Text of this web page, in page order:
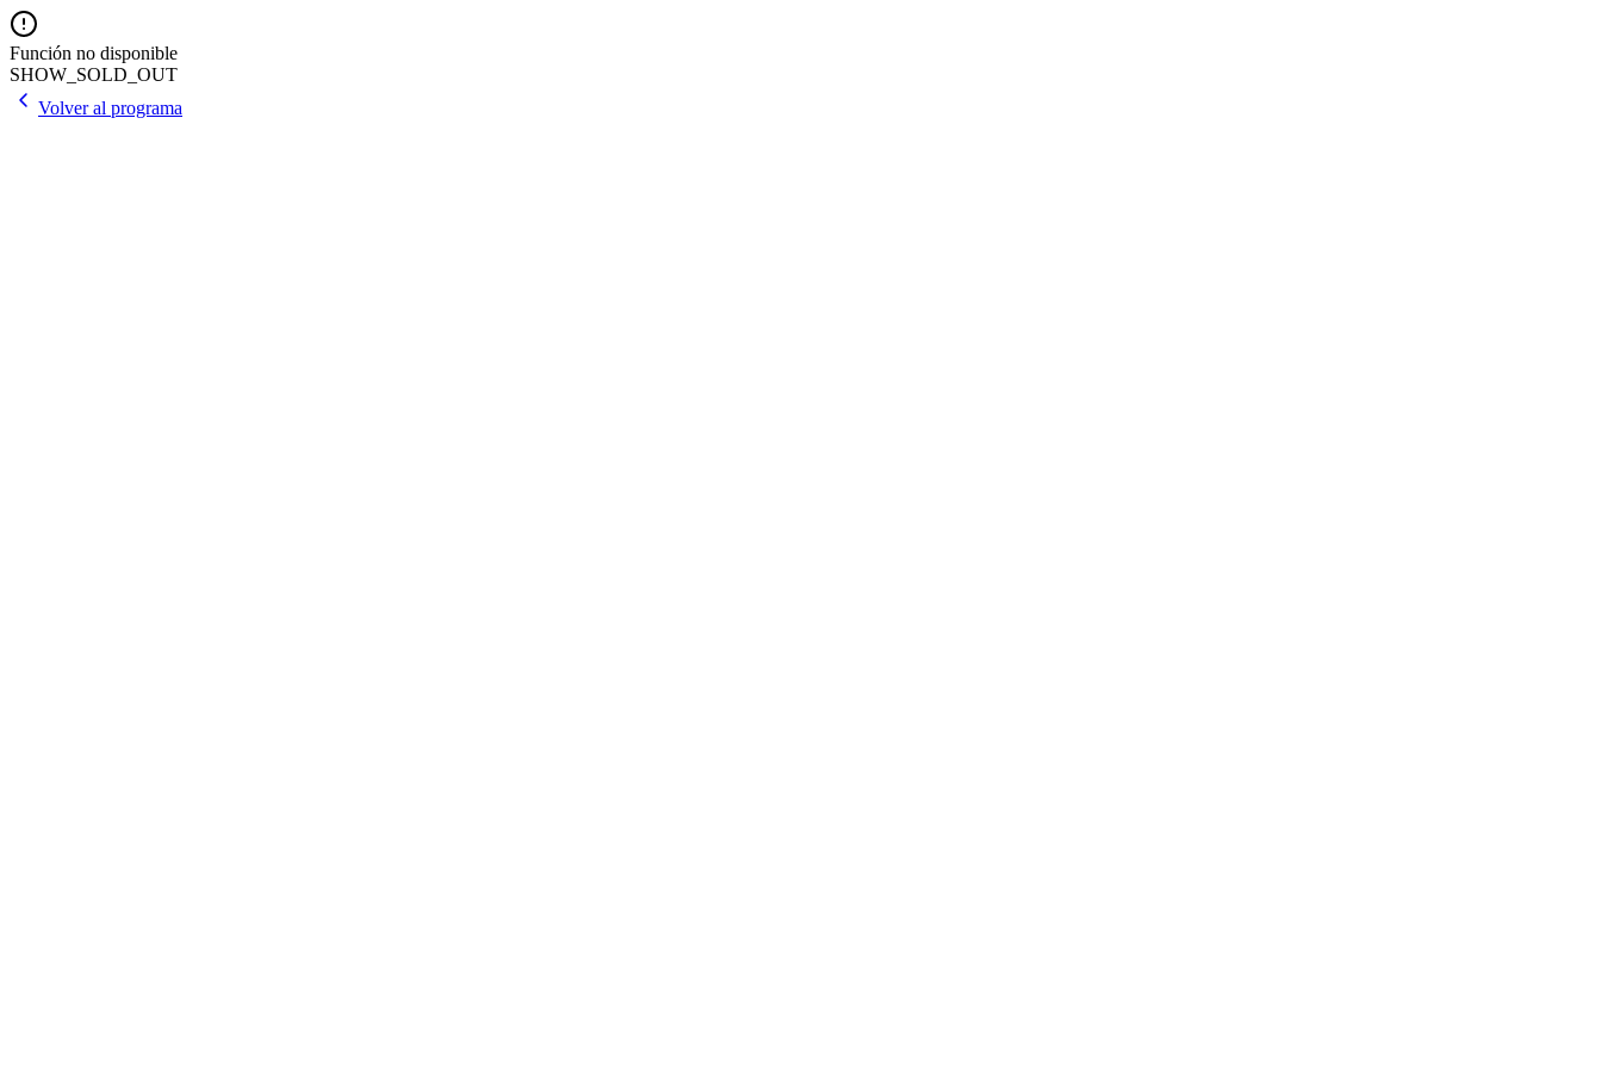
Función no disponible
SHOW_SOLD_OUT
Volver al programa